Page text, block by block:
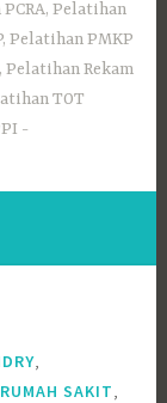
Pelatihan
Pelatihan PMKP
Pelatihan Rekam
TOT
SAKIT